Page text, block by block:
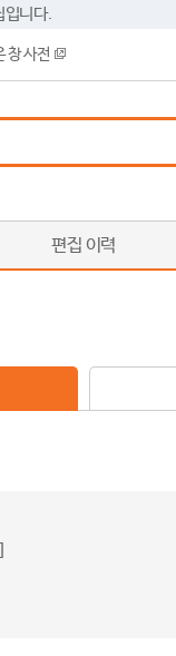
입니다.
창 사전
편집 이력